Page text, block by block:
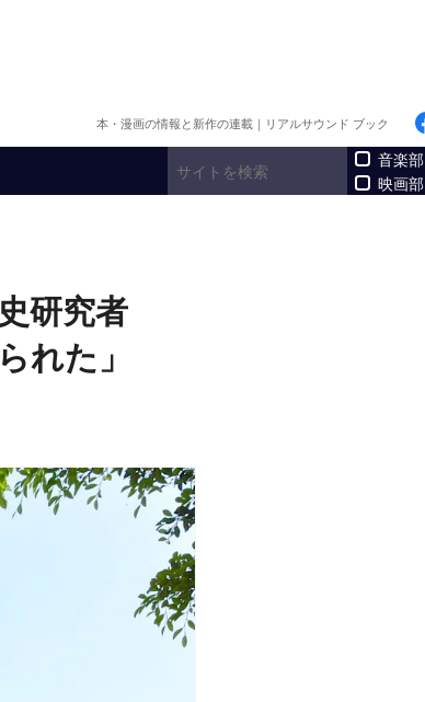
本・漫画の情報と新作の連載｜リアルサウンド ブック
音楽部
映画部
研究者
れた」